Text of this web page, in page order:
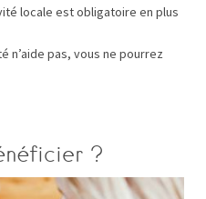
locale est obligatoire en plus
n’aide pas, vous ne pourrez
?